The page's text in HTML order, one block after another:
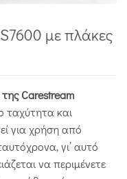
με πλάκες
Carestream
ταχύτητα και
για χρήση από
γι’ αυτό
να περιμένετε